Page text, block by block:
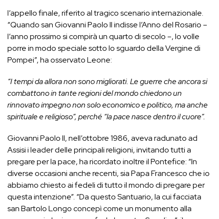
l’appello finale, riferito al tragico scenario internazionale.
“Quando san Giovanni Paolo II indisse l’Anno del Rosario –
l’anno prossimo si compirà un quarto di secolo –, lo volle
porre in modo speciale sotto lo sguardo della Vergine di
Pompei”, ha osservato Leone:
“I tempi da allora non sono migliorati. Le guerre che ancora si
combattono in tante regioni del mondo chiedono un
rinnovato impegno non solo economico e politico, ma anche
spirituale e religioso”, perché “la pace nasce dentro il cuore”.
Giovanni Paolo II, nell’ottobre 1986, aveva radunato ad
Assisi i leader delle principali religioni, invitando tutti a
pregare per la pace, ha ricordato inoltre il Pontefice: “In
diverse occasioni anche recenti, sia Papa Francesco che io
abbiamo chiesto ai fedeli di tutto il mondo di pregare per
questa intenzione”. “Da questo Santuario, la cui facciata
san Bartolo Longo concepì come un monumento alla